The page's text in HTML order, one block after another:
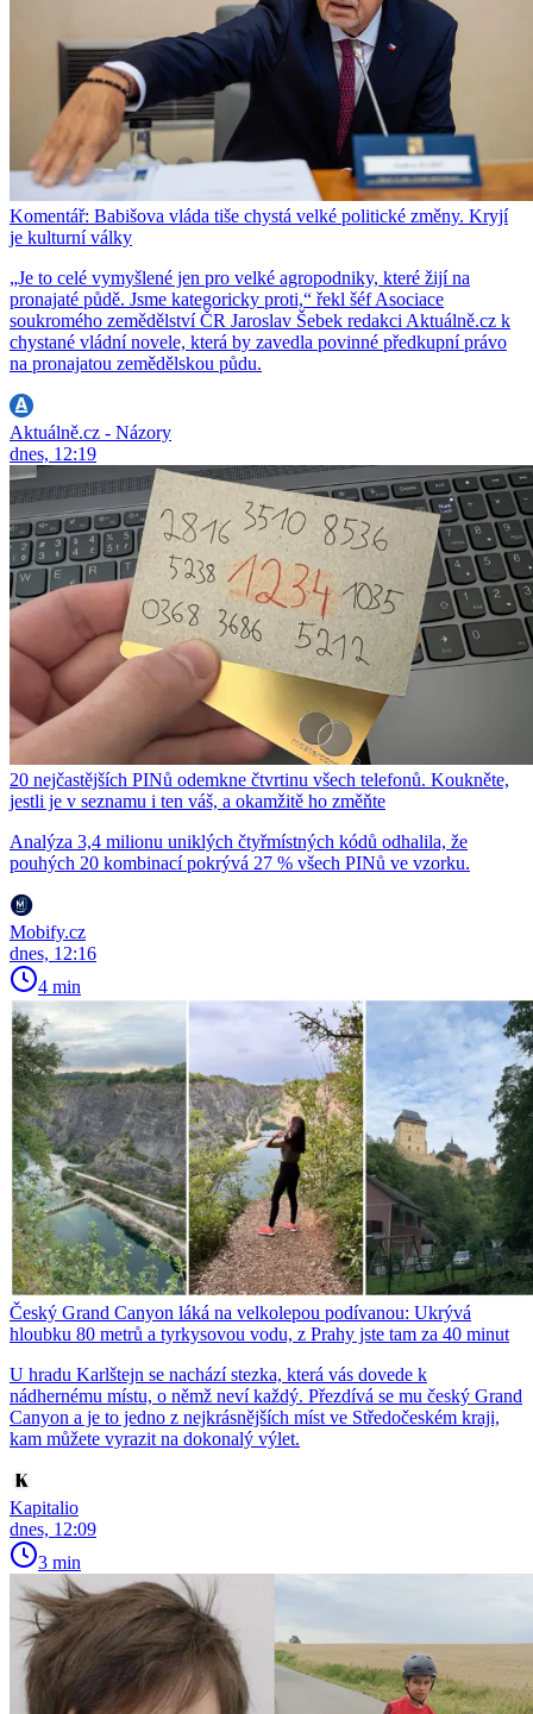
Komentář: Babišova vláda tiše chystá velké politické změny. Kryjí
je kulturní války
„Je to celé vymyšlené jen pro velké agropodniky, které žijí na
pronajaté půdě. Jsme kategoricky proti,“ řekl šéf Asociace
soukromého zemědělství ČR Jaroslav Šebek redakci Aktuálně.cz k
chystané vládní novele, která by zavedla povinné předkupní právo
na pronajatou zemědělskou půdu.
Aktuálně.cz - Názory
dnes, 12:19
20 nejčastějších PINů odemkne čtvrtinu všech telefonů. Koukněte,
jestli je v seznamu i ten váš, a okamžitě ho změňte
Analýza 3,4 milionu uniklých čtyřmístných kódů odhalila, že
pouhých 20 kombinací pokrývá 27 % všech PINů ve vzorku.
Mobify.cz
dnes, 12:16
4 min
Český Grand Canyon láká na velkolepou podívanou: Ukrývá
hloubku 80 metrů a tyrkysovou vodu, z Prahy jste tam za 40 minut
U hradu Karlštejn se nachází stezka, která vás dovede k
nádhernému místu, o němž neví každý. Přezdívá se mu český Grand
Canyon a je to jedno z nejkrásnějších míst ve Středočeském kraji,
kam můžete vyrazit na dokonalý výlet.
Kapitalio
dnes, 12:09
3 min